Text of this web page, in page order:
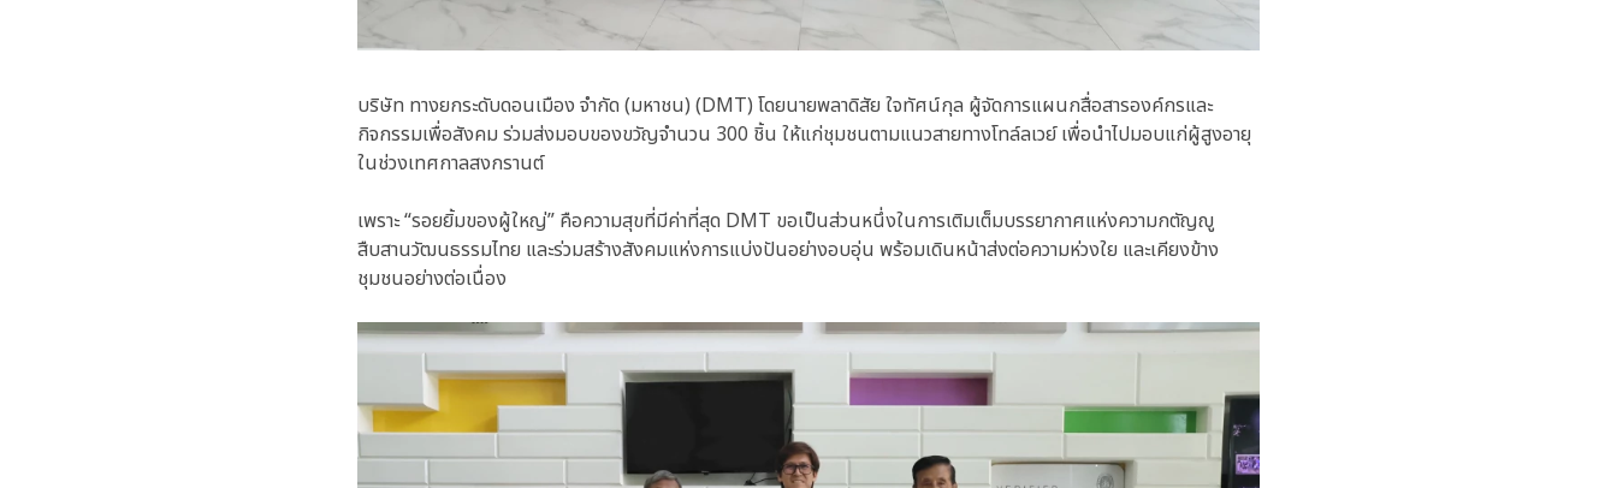
บริษัท ทางยกระดับดอนเมือง จำกัด (มหาชน) (DMT) โดยนายพลาดิสัย ใจทัศน์กุล ผู้จัดการแผนกสื่อสารองค์กรและ
กิจกรรมเพื่อสังคม ร่วมส่งมอบของขวัญจำนวน 300 ชิ้น ให้แก่ชุมชนตามแนวสายทางโทล์ลเวย์ เพื่อนำไปมอบแก่ผู้สูงอายุ
ในช่วงเทศกาลสงกรานต์
เพราะ “รอยยิ้มของผู้ใหญ่” คือความสุขที่มีค่าที่สุด DMT ขอเป็นส่วนหนึ่งในการเติมเต็มบรรยากาศแห่งความกตัญญู
สืบสานวัฒนธรรมไทย และร่วมสร้างสังคมแห่งการแบ่งปันอย่างอบอุ่น พร้อมเดินหน้าส่งต่อความห่วงใย และเคียงข้าง
ชุมชนอย่างต่อเนื่อง